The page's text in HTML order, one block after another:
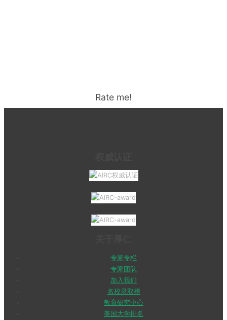
Rate me!
专家专栏
专家团队
加入我们
名校录取榜
教育研究中心
美国大学排名